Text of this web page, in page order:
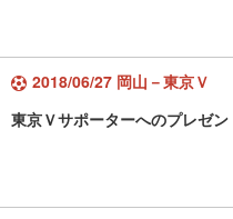
2018/06/27 岡山－東京Ｖ
東京Ｖサポーターへのプレゼン